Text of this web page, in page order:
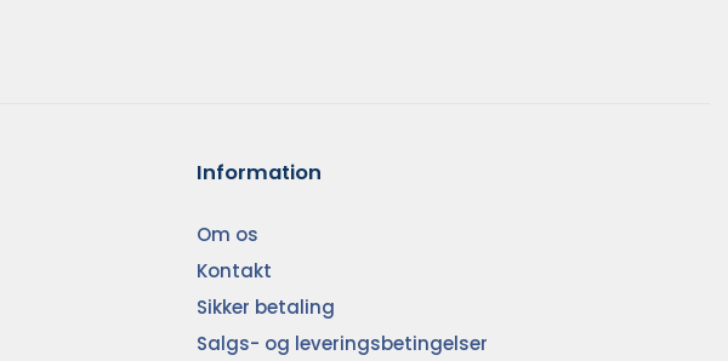
Information
Om os
Kontakt
Sikker betaling
Salgs- og leveringsbetingelser